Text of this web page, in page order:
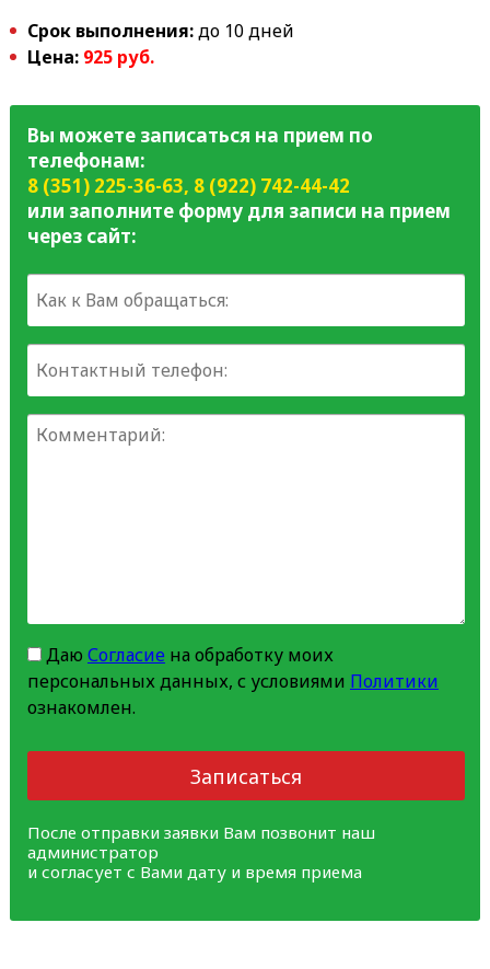
Срок выполнения:до 10 дней
Цена: 925 руб.
Вы можете записаться на прием по
телефонам:
8 (351) 225-36-63, 8 (922) 742-44-42
или заполните форму для записи на прием
через сайт:
Даю Согласиена обработку моих
персональных данных, с условиями Политики
ознакомлен.
Записаться
После отправки заявки Вам позвонит наш
администратор
и согласует с Вами дату и время приема